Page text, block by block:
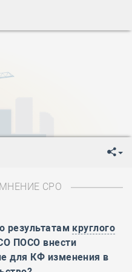
Федерации
дел РФ
от фашистской
Федерации
дел РФ
от фашистской
МНЕНИЕ СРО
результатам круглого
ПОСО внести
для КФ изменения в